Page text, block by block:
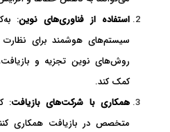
استفاده از فناوری‌های نوین:
سیستم‌های هوشمند برای نظارت
روش‌های نوین تجزیه و
کمک کند.
همکاری با شرکت‌های بازیافت:
متخصص در بازیافت همکاری